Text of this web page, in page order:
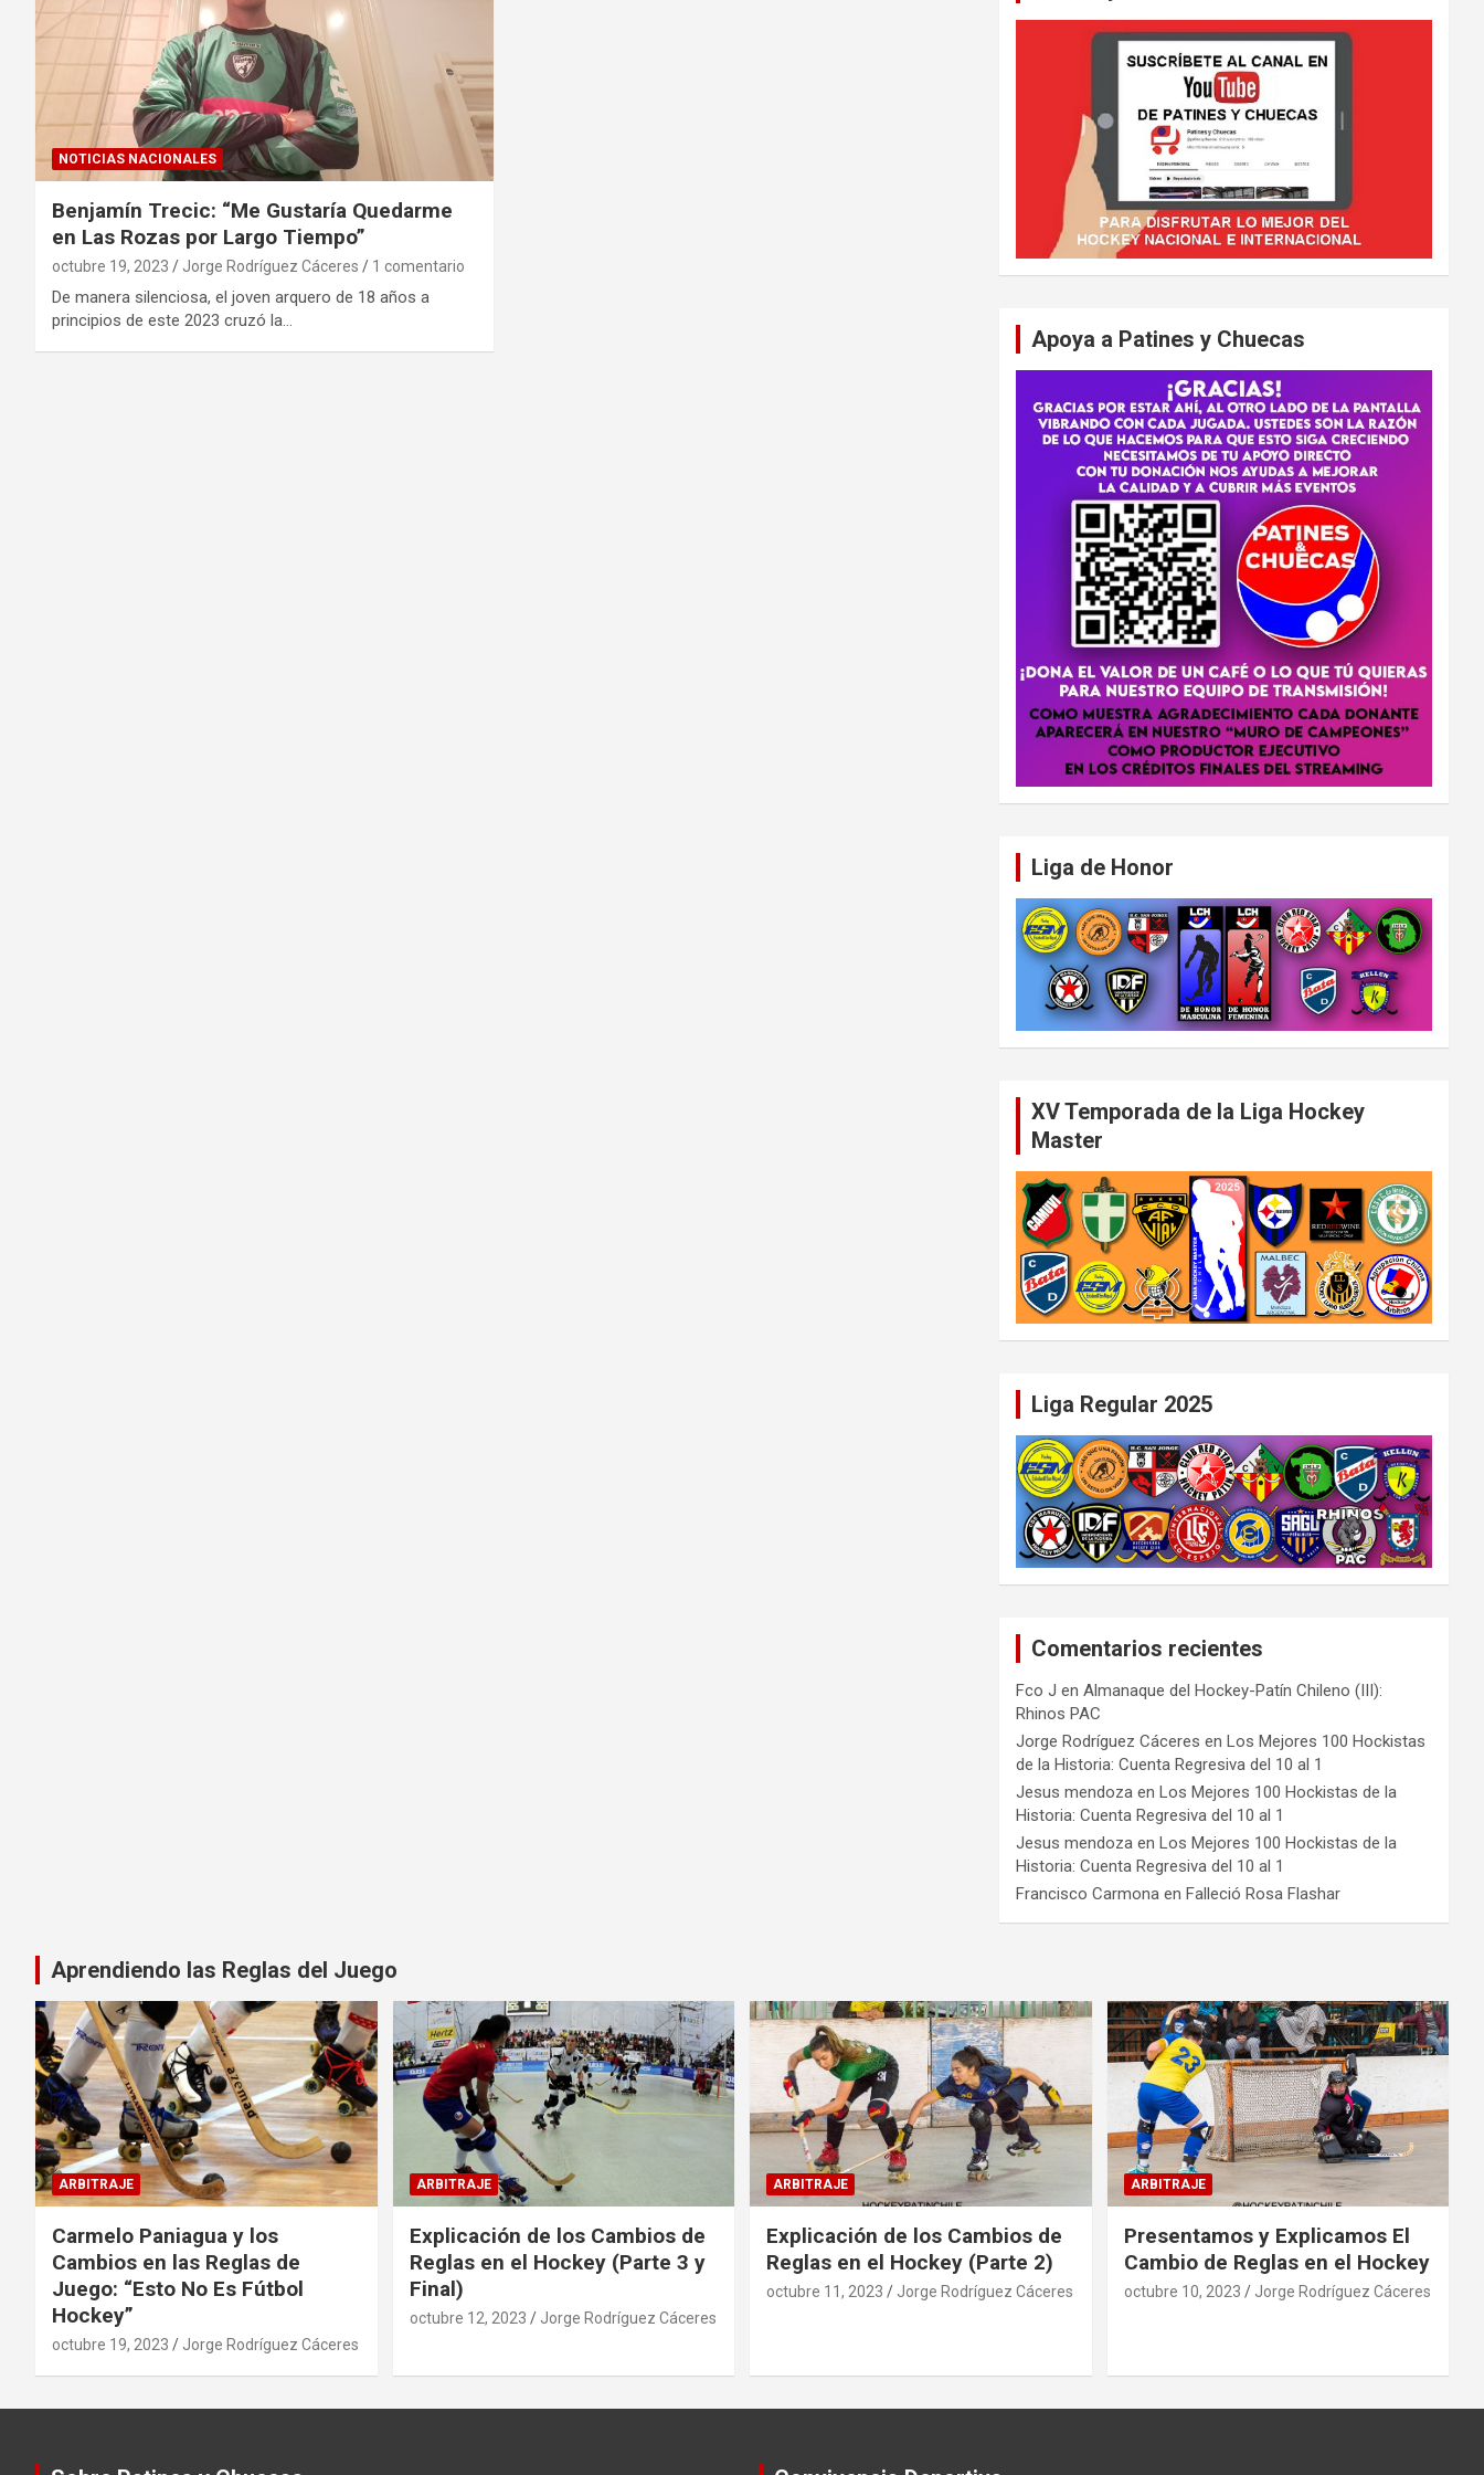
NOTICIAS NACIONALES
Benjamín Trecic: “Me Gustaría Quedarme
en Las Rozas por Largo Tiempo”
octubre 19, 2023 Jorge Rodríguez Cáceres 1 comentario
De manera silenciosa, el joven arquero de 18 años a
principios de este 2023 cruzó la…
Apoya a Patines y Chuecas
Liga de Honor
XV Temporada de la Liga Hockey
Master
Liga Regular 2025
Comentarios recientes
Fco J enAlmanaque del Hockey-Patín Chileno (III):
Rhinos PAC
Jorge Rodríguez Cáceres enLos Mejores 100 Hockistas
de la Historia: Cuenta Regresiva del 10 al 1
Jesus mendoza enLos Mejores 100 Hockistas de la
Historia: Cuenta Regresiva del 10 al 1
Jesus mendoza enLos Mejores 100 Hockistas de la
Historia: Cuenta Regresiva del 10 al 1
Francisco Carmona enFalleció Rosa Flashar
Aprendiendo las Reglas del Juego
ARBITRAJE
Carmelo Paniagua y los
Cambios en las Reglas de
Juego: “Esto No Es Fútbol
Hockey”
octubre 19, 2023 Jorge Rodríguez Cáceres
ARBITRAJE
Explicación de los Cambios de
Reglas en el Hockey (Parte 3 y
Final)
octubre 12, 2023 Jorge Rodríguez Cáceres
ARBITRAJE
Explicación de los Cambios de
Reglas en el Hockey (Parte 2)
octubre 11, 2023 Jorge Rodríguez Cáceres
ARBITRAJE
Presentamos y Explicamos El
Cambio de Reglas en el Hockey
octubre 10, 2023 Jorge Rodríguez Cáceres